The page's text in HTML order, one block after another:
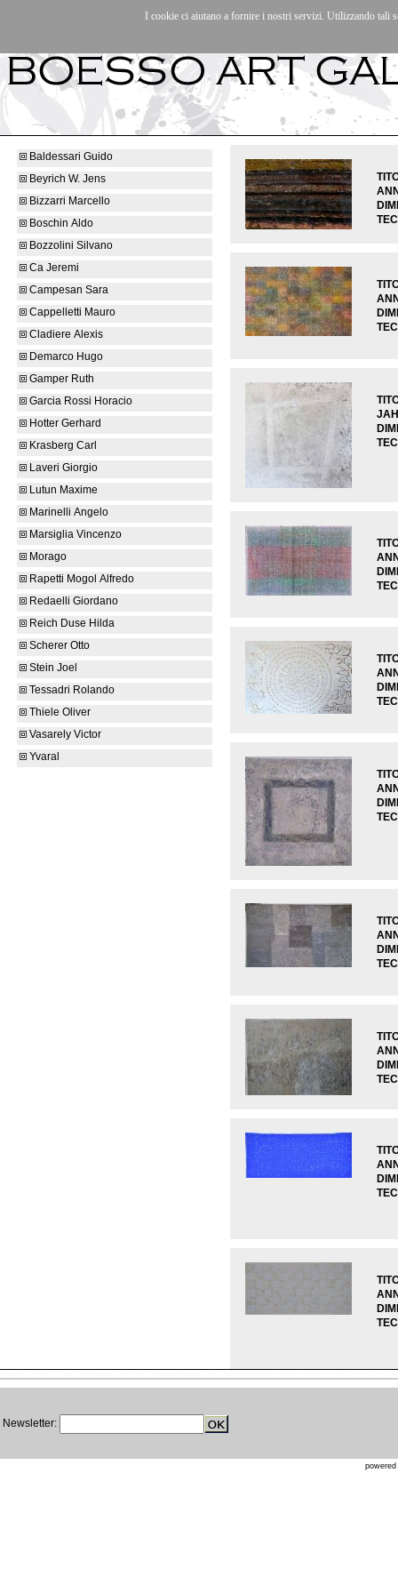
La galleria|Contatti|
Baldessari Guido
Beyrich W. Jens
Bizzarri Marcello
Boschin Aldo
Bozzolini Silvano
Ca Jeremi
Campesan Sara
Cappelletti Mauro
Cladiere Alexis
Demarco Hugo
Gamper Ruth
Garcia Rossi Horacio
Hotter Gerhard
Krasberg Carl
Laveri Giorgio
Lutun Maxime
Marinelli Angelo
Marsiglia Vincenzo
Morago
Rapetti Mogol Alfredo
Redaelli Giordano
Reich Duse Hilda
Scherer Otto
Stein Joel
Tessadri Rolando
Thiele Oliver
Vasarely Victor
Yvaral
Newsletter:
I cookie ci aiutano a fornire i nostri servizi. Utilizzando tali